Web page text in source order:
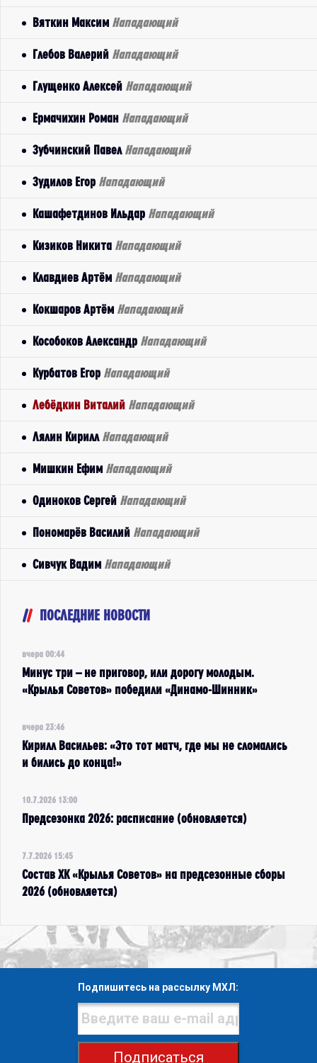
Вяткин Максим Нападающий
Глебов Валерий Нападающий
Глущенко Алексей Нападающий
Ермачихин Роман Нападающий
Зубчинский Павел Нападающий
Зудилов Егор Нападающий
Кашафетдинов Ильдар Нападающий
Кизиков Никита Нападающий
Клавдиев Артём Нападающий
Кокшаров Артём Нападающий
Кособоков Александр Нападающий
Курбатов Егор Нападающий
Лебёдкин Виталий Нападающий
Лялин Кирилл Нападающий
Мишкин Ефим Нападающий
Одиноков Сергей Нападающий
Пономарёв Василий Нападающий
Сивчук Вадим Нападающий
ПОСЛЕДНИЕ НОВОСТИ
вчера 00:44
Минус три – не приговор, или дорогу молодым.
«Крылья Советов» победили «Динамо-Шинник»
вчера 23:46
Кирилл Васильев: «Это тот матч, где мы не сломались
и бились до конца!»
10.7.2026 13:00
Предсезонка 2026: расписание (обновляется)
7.7.2026 15:45
Состав ХК «Крылья Советов» на предсезонные сборы
2026 (обновляется)
Подпишитесь на рассылку МХЛ:
Подписаться